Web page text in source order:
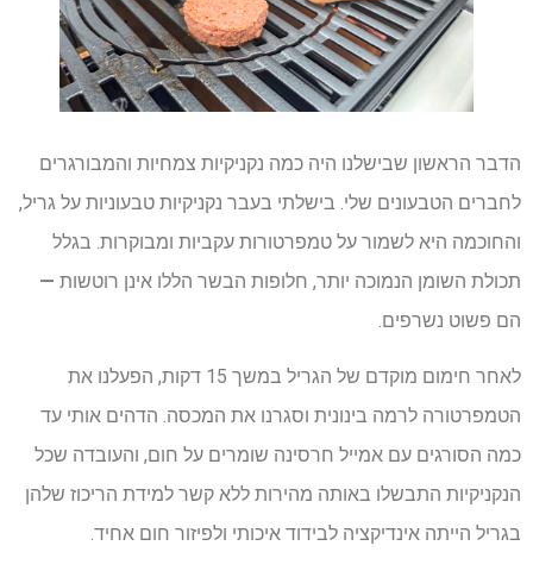
הדבר הראשון שבישלנו היה כמה נקניקיות צמחיות והמבורגרים
לחברים הטבעונים שלי. בישלתי בעבר נקניקיות טבעוניות על גריל,
והחוכמה היא לשמור על טמפרטורות עקביות ומבוקרות. בגלל
תכולת השומן הנמוכה יותר, חלופות הבשר הללו אינן רוטשות —
הם פשוט נשרפים.
לאחר חימום מוקדם של הגריל במשך 15 דקות, הפעלנו את
הטמפרטורה לרמה בינונית וסגרנו את המכסה. הדהים אותי עד
כמה הסורגים עם אמייל חרסינה שומרים על חום, והעובדה שכל
הנקניקיות התבשלו באותה מהירות ללא קשר למידת הריכוז שלהן
בגריל הייתה אינדיקציה לבידוד איכותי ולפיזור חום אחיד.